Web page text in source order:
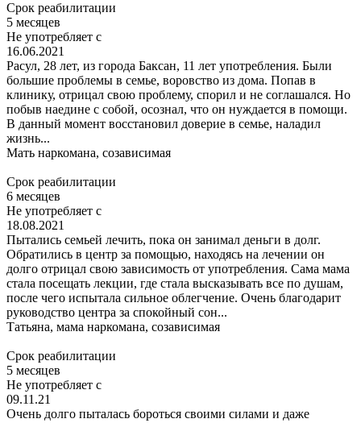
Срок реабилитации
5 месяцев
Не употребляет с
16.06.2021
Расул, 28 лет, из города Баксан, 11 лет употребления. Были
большие проблемы в семье, воровство из дома. Попав в
клинику, отрицал свою проблему, спорил и не соглашался. Но
побыв наедине с собой, осознал, что он нуждается в помощи.
В данный момент восстановил доверие в семье, наладил
жизнь...
Мать наркомана, созависимая
Срок реабилитации
6 месяцев
Не употребляет с
18.08.2021
Пытались семьей лечить, пока он занимал деньги в долг.
Обратились в центр за помощью, находясь на лечении он
долго отрицал свою зависимость от употребления. Сама мама
стала посещать лекции, где стала высказывать все по душам,
после чего испытала сильное облегчение. Очень благодарит
руководство центра за спокойный сон...
Татьяна, мама наркомана, созависимая
Срок реабилитации
5 месяцев
Не употребляет с
09.11.21
Очень долго пыталась бороться своими силами и даже